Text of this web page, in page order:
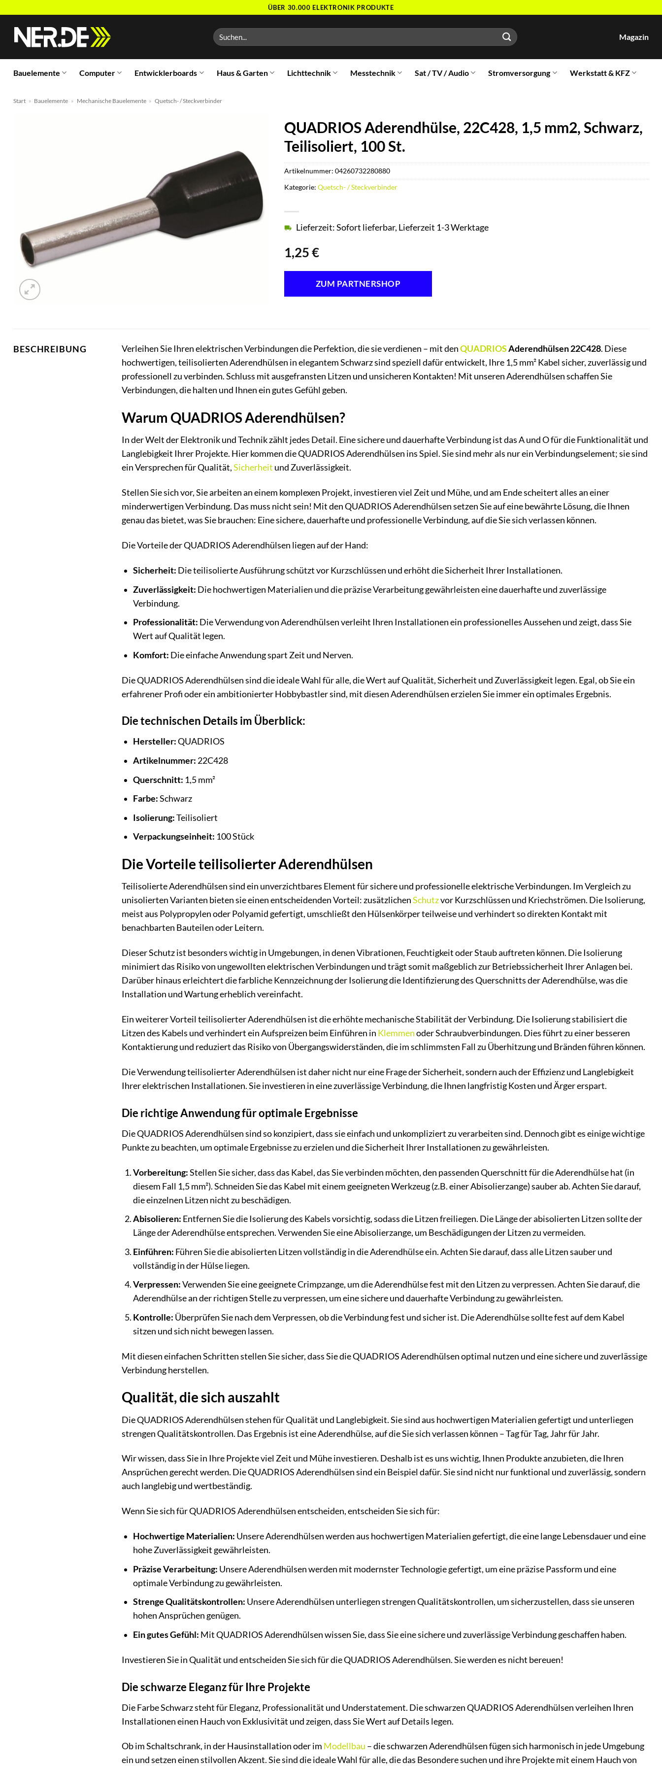
springen
ÜBER 30.000 ELEKTRONIK PRODUKTE
Suchen
nach:
Magazin
Bauelemente Computer Entwicklerboards Haus & Garten Lichttechnik Messtechnik Sat / TV / Audio Stromversorgung Werkstatt & KFZ
Start » Bauelemente » Mechanische Bauelemente » Quetsch- / Steckverbinder
QUADRIOS Aderendhülse, 22C428, 1,5 mm2, Schwarz,
Teilisoliert, 100 St.
1,25€
Lieferzeit: Sofort lieferbar, Lieferzeit 1-3 Werktage
ZUM PARTNERSHOP
Artikelnummer: 04260732280880
Kategorie: Quetsch- / Steckverbinder
BESCHREIBUNG Verleihen Sie Ihren elektrischen Verbindungen die Perfektion, die sie verdienen – mit denQUADRIOSAderendhülsen 22C428. Diese
hochwertigen, teilisolierten Aderendhülsen in elegantem Schwarz sind speziell dafür entwickelt, Ihre 1,5 mm² Kabel sicher, zuverlässig und
professionell zu verbinden. Schluss mit ausgefransten Litzen und unsicheren Kontakten! Mit unseren Aderendhülsen schaffen Sie
Verbindungen, die halten und Ihnen ein gutes Gefühl geben.
Warum QUADRIOS Aderendhülsen?
In der Welt der Elektronik und Technik zählt jedes Detail. Eine sichere und dauerhafte Verbindung ist das A und O für die Funktionalität und
Langlebigkeit Ihrer Projekte. Hier kommen die QUADRIOS Aderendhülsen ins Spiel. Sie sind mehr als nur ein Verbindungselement; sie sind
ein Versprechen für Qualität,Sicherheit und Zuverlässigkeit.
Stellen Sie sich vor, Sie arbeiten an einem komplexen Projekt, investieren viel Zeit und Mühe, und am Ende scheitert alles an einer
minderwertigen Verbindung. Das muss nicht sein! Mit den QUADRIOS Aderendhülsen setzen Sie auf eine bewährte Lösung, die Ihnen
genau das bietet, was Sie brauchen: Eine sichere, dauerhafte und professionelle Verbindung, auf die Sie sich verlassen können.
Die Vorteile der QUADRIOS Aderendhülsen liegen auf der Hand:
Sicherheit: Die teilisolierte Ausführung schützt vor Kurzschlüssen und erhöht die Sicherheit Ihrer Installationen.
Zuverlässigkeit: Die hochwertigen Materialien und die präzise Verarbeitung gewährleisten eine dauerhafte und zuverlässige
Verbindung.
Professionalität: Die Verwendung von Aderendhülsen verleiht Ihren Installationen ein professionelles Aussehen und zeigt, dass Sie
Wert auf Qualität legen.
Komfort: Die einfache Anwendung spart Zeit und Nerven.
Die QUADRIOS Aderendhülsen sind die ideale Wahl für alle, die Wert auf Qualität, Sicherheit und Zuverlässigkeit legen. Egal, ob Sie ein
erfahrener Profi oder ein ambitionierter Hobbybastler sind, mit diesen Aderendhülsen erzielen Sie immer ein optimales Ergebnis.
Die technischen Details im Überblick:
Hersteller:QUADRIOS
Artikelnummer: 22C428
Querschnitt: 1,5 mm²
Farbe:Schwarz
Isolierung:Teilisoliert
Verpackungseinheit: 100 Stück
Die Vorteile teilisolierter Aderendhülsen
Teilisolierte Aderendhülsen sind ein unverzichtbares Element für sichere und professionelle elektrische Verbindungen. Im Vergleich zu
unisolierten Varianten bieten sie einen entscheidenden Vorteil: zusätzlichenSchutzvor Kurzschlüssen und Kriechströmen. Die Isolierung,
meist aus Polypropylen oder Polyamid gefertigt, umschließt den Hülsenkörper teilweise und verhindert so direkten Kontakt mit
benachbarten Bauteilen oder Leitern.
Dieser Schutz ist besonders wichtig in Umgebungen, in denen Vibrationen, Feuchtigkeit oder Staub auftreten können. Die Isolierung
minimiert das Risiko von ungewollten elektrischen Verbindungen und trägt somit maßgeblich zur Betriebssicherheit Ihrer Anlagen bei.
Darüber hinaus erleichtert die farbliche Kennzeichnung der Isolierung die Identifizierung des Querschnitts der Aderendhülse, was die
Installation und Wartung erheblich vereinfacht.
Ein weiterer Vorteil teilisolierter Aderendhülsen ist die erhöhte mechanische Stabilität der Verbindung. Die Isolierung stabilisiert die
Litzen des Kabels und verhindert ein Aufspreizen beim Einführen in Klemmenoder Schraubverbindungen. Dies führt zu einer besseren
Kontaktierung und reduziert das Risiko von Übergangswiderständen, die im schlimmsten Fall zu Überhitzung und Bränden führen können.
Die Verwendung teilisolierter Aderendhülsen ist daher nicht nur eine Frage der Sicherheit, sondern auch der Effizienz und Langlebigkeit
Ihrer elektrischen Installationen. Sie investieren in eine zuverlässige Verbindung, die Ihnen langfristig Kosten und Ärger erspart.
Die richtige Anwendung für optimale Ergebnisse
Die QUADRIOS Aderendhülsen sind so konzipiert, dass sie einfach und unkompliziert zu verarbeiten sind. Dennoch gibt es einige wichtige
Punkte zu beachten, um optimale Ergebnisse zu erzielen und die Sicherheit Ihrer Installationen zu gewährleisten.
Vorbereitung:Stellen Sie sicher, dass das Kabel, das Sie verbinden möchten, den passenden Querschnitt für die Aderendhülse hat (in
diesem Fall 1,5 mm²). Schneiden Sie das Kabel mit einem geeigneten Werkzeug (z.B. einer Abisolierzange) sauber ab. Achten Sie darauf,
die einzelnen Litzen nicht zu beschädigen.
Abisolieren: Entfernen Sie die Isolierung des Kabels vorsichtig, sodass die Litzen freiliegen. Die Länge der abisolierten Litzen sollte der
Länge der Aderendhülse entsprechen. Verwenden Sie eine Abisolierzange, um Beschädigungen der Litzen zu vermeiden.
Einführen: Führen Sie die abisolierten Litzen vollständig in die Aderendhülse ein. Achten Sie darauf, dass alle Litzen sauber und
vollständig in der Hülse liegen.
Verpressen:Verwenden Sie eine geeignete Crimpzange, um die Aderendhülse fest mit den Litzen zu verpressen. Achten Sie darauf, die
Aderendhülse an der richtigen Stelle zu verpressen, um eine sichere und dauerhafte Verbindung zu gewährleisten.
Kontrolle: Überprüfen Sie nach dem Verpressen, ob die Verbindung fest und sicher ist. Die Aderendhülse sollte fest auf dem Kabel
sitzen und sich nicht bewegen lassen.
Mit diesen einfachen Schritten stellen Sie sicher, dass Sie die QUADRIOS Aderendhülsen optimal nutzen und eine sichere und zuverlässige
Verbindung herstellen.
Qualität, die sich auszahlt
Die QUADRIOS Aderendhülsen stehen für Qualität und Langlebigkeit. Sie sind aus hochwertigen Materialien gefertigt und unterliegen
strengen Qualitätskontrollen. Das Ergebnis ist eine Aderendhülse, auf die Sie sich verlassen können – Tag für Tag, Jahr für Jahr.
Wir wissen, dass Sie in Ihre Projekte viel Zeit und Mühe investieren. Deshalb ist es uns wichtig, Ihnen Produkte anzubieten, die Ihren
Ansprüchen gerecht werden. Die QUADRIOS Aderendhülsen sind ein Beispiel dafür. Sie sind nicht nur funktional und zuverlässig, sondern
auch langlebig und wertbeständig.
Wenn Sie sich für QUADRIOS Aderendhülsen entscheiden, entscheiden Sie sich für:
Hochwertige Materialien: Unsere Aderendhülsen werden aus hochwertigen Materialien gefertigt, die eine lange Lebensdauer und eine
hohe Zuverlässigkeit gewährleisten.
Präzise Verarbeitung: Unsere Aderendhülsen werden mit modernster Technologie gefertigt, um eine präzise Passform und eine
optimale Verbindung zu gewährleisten.
Strenge Qualitätskontrollen: Unsere Aderendhülsen unterliegen strengen Qualitätskontrollen, um sicherzustellen, dass sie unseren
hohen Ansprüchen genügen.
Ein gutes Gefühl: Mit QUADRIOS Aderendhülsen wissen Sie, dass Sie eine sichere und zuverlässige Verbindung geschaffen haben.
Investieren Sie in Qualität und entscheiden Sie sich für die QUADRIOS Aderendhülsen. Sie werden es nicht bereuen!
Die schwarze Eleganz für Ihre Projekte
Die Farbe Schwarz steht für Eleganz, Professionalität und Understatement. Die schwarzen QUADRIOS Aderendhülsen verleihen Ihren
Installationen einen Hauch von Exklusivität und zeigen, dass Sie Wert auf Details legen.
Ob im Schaltschrank, in der Hausinstallation oder im Modellbau – die schwarzen Aderendhülsen fügen sich harmonisch in jede Umgebung
ein und setzen einen stilvollen Akzent. Sie sind die ideale Wahl für alle, die das Besondere suchen und ihre Projekte mit einem Hauch von